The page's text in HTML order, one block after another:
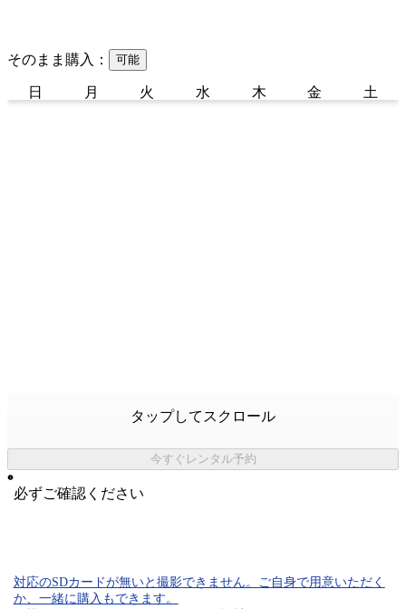
そのまま購入： 可能
日 月 火 水 木 金 土
タップしてスクロール
今すぐレンタル予約
必ずご確認ください
対応のSDカードが無いと 撮影できません。 ご自身で用意いただく
か、一緒に購入もできます。